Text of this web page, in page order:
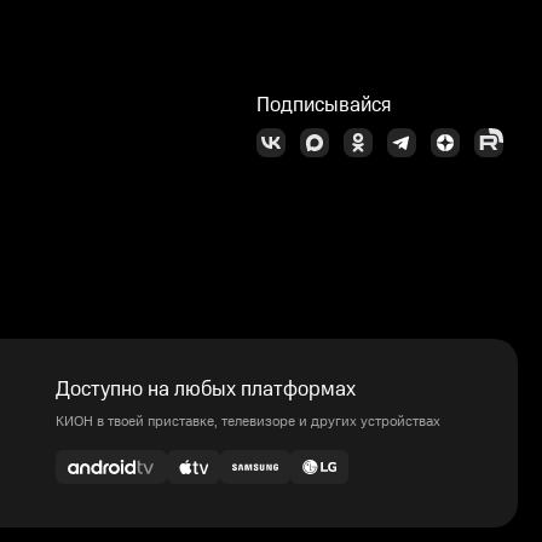
Подписывайся
Доступно на любых платформах
КИОН в твоей приставке, телевизоре и других устройствах